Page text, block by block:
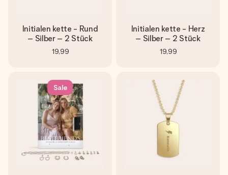
Initialen kette - Rund
– Silber – 2 Stück
19,99
Initialen kette - Herz
– Silber – 2 Stück
19,99
Sale